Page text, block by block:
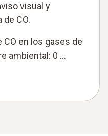
visual y
CO.
CO en los gases de
ambiental: 0 …